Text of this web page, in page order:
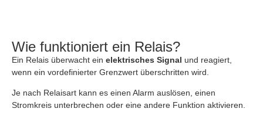
Wie funktioniert ein Relais?
Ein Relais überwacht ein elektrisches Signal und reagiert,
wenn ein vordefinierter Grenzwert überschritten wird.
Je nach Relaisart kann es einen Alarm auslösen, einen
Stromkreis unterbrechen oder eine andere Funktion aktivieren.